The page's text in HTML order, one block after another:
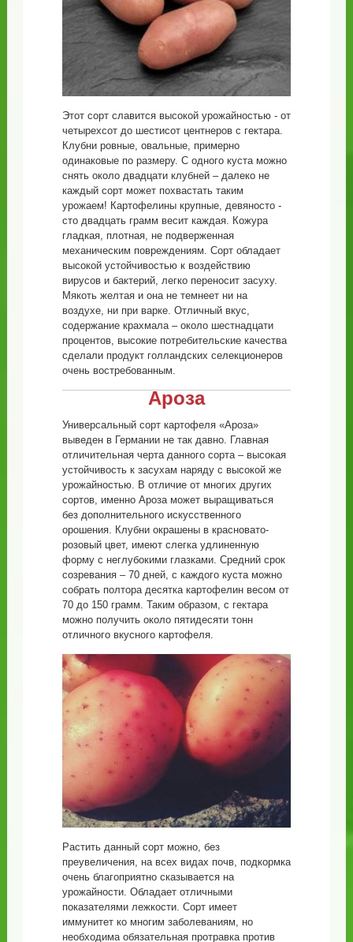
Этот сорт славится высокой урожайностью - от
четырехсот до шестисот центнеров с гектара.
Клубни ровные, овальные, примерно
одинаковые по размеру. С одного куста можно
снять около двадцати клубней – далеко не
каждый сорт может похвастать таким
урожаем! Картофелины крупные, девяносто -
сто двадцать грамм весит каждая. Кожура
гладкая, плотная, не подверженная
механическим повреждениям. Сорт обладает
высокой устойчивостью к воздействию
вирусов и бактерий, легко переносит засуху.
Мякоть желтая и она не темнеет ни на
воздухе, ни при варке. Отличный вкус,
содержание крахмала – около шестнадцати
процентов, высокие потребительские качества
сделали продукт голландских селекционеров
очень востребованным.
Ароза
Универсальный сорт картофеля «Ароза»
выведен в Германии не так давно. Главная
отличительная черта данного сорта – высокая
устойчивость к засухам наряду с высокой же
урожайностью. В отличие от многих других
сортов, именно Ароза может выращиваться
без дополнительного искусственного
орошения. Клубни окрашены в красновато-
розовый цвет, имеют слегка удлиненную
форму с неглубокими глазками. Средний срок
созревания – 70 дней, с каждого куста можно
собрать полтора десятка картофелин весом от
70 до 150 грамм. Таким образом, с гектара
можно получить около пятидесяти тонн
отличного вкусного картофеля.
Растить данный сорт можно, без
преувеличения, на всех видах почв, подкормка
очень благоприятно сказывается на
урожайности. Обладает отличными
показателями лежкости. Сорт имеет
иммунитет ко многим заболеваниям, но
необходима обязательная протравка против